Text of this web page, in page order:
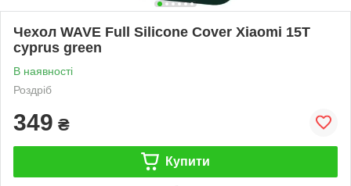
Чехол WAVE Full Silicone Cover Xiaomi 15T
cyprus green
В наявності
Роздріб
349 ₴
Купити